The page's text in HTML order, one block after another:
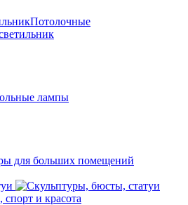
Потолочные
лампы
для больших помещений
спорт и красота